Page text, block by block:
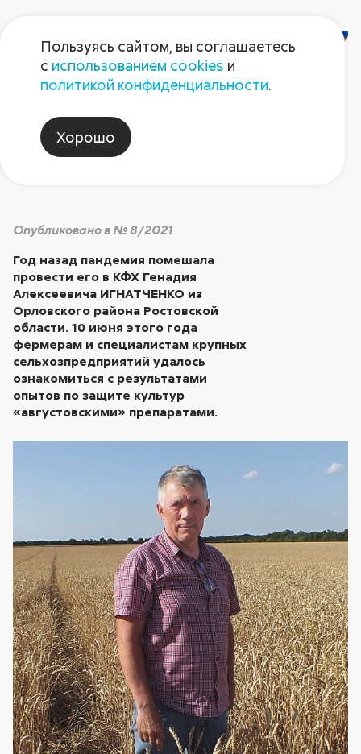
День поля в Орловке
Встречи на поле
Опубликовано в № 8/2021
Год назад пандемия помешала
провести его в КФХ Генадия
Алексеевича ИГНАТЧЕНКО из
Орловского района Ростовской
области. 10 июня этого года
фермерам и специалистам крупных
сельхозпредприятий удалось
ознакомиться с результатами
опытов по защите культур
«августовскими» препаратами.
Пользуясь сайтом, вы соглашаетесь
с использованием cookies и
политикой конфиденциальности.
Хорошо